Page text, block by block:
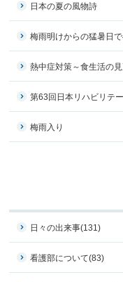
日本の夏の風物詩
梅雨明けからの猛暑日
熱中症対策～食生活の
第63回日本リハビリテ
梅雨入り
日々の出来事(131)
看護部について(83)